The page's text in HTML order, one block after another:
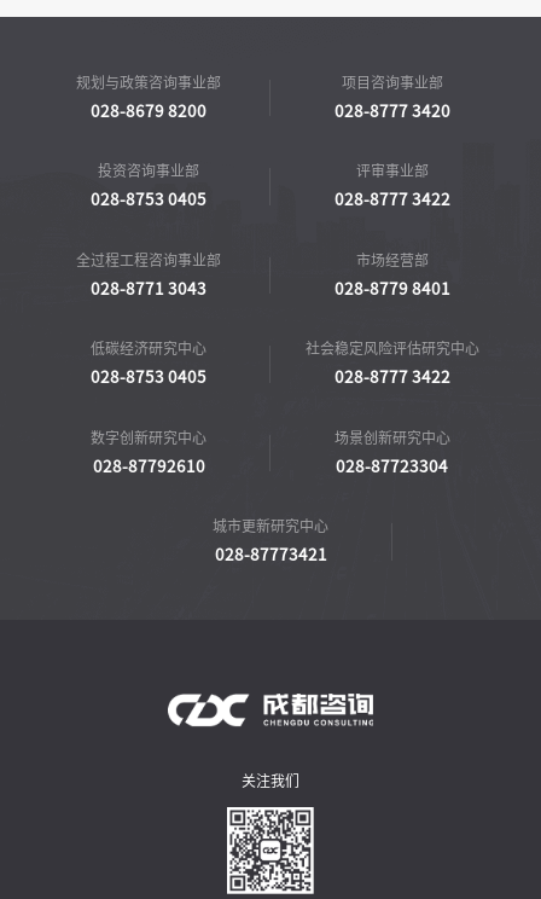
规划与政策咨询事业部
028-8679 8200
项目咨询事业部
028-8777 3420
投资咨询事业部
028-8753 0405
评审事业部
028-8777 3422
全过程工程咨询事业部
028-8771 3043
市场经营部
028-8779 8401
低碳经济研究中心
028-8753 0405
社会稳定风险评估研究中心
028-8777 3422
数字创新研究中心
028-87792610
场景创新研究中心
028-87723304
城市更新研究中心
028-87773421
关注我们